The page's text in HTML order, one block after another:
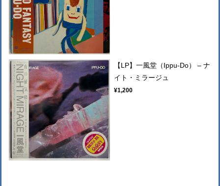
【LP】一風堂（Ippu-Do） ‎– ナ
イト・ミラージュ
¥1,200